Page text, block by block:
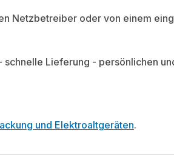
Netzbetreiber oder von einem
Lieferung - persönlichen
und Elektroaltgeräten.